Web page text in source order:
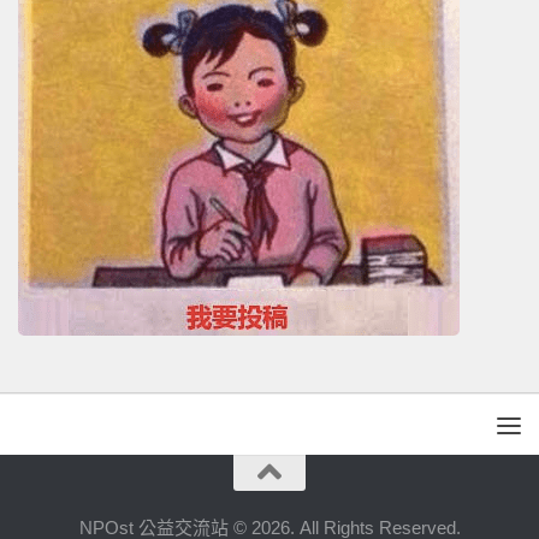
NPOst 公益交流站 © 2026. All Rights Reserved.